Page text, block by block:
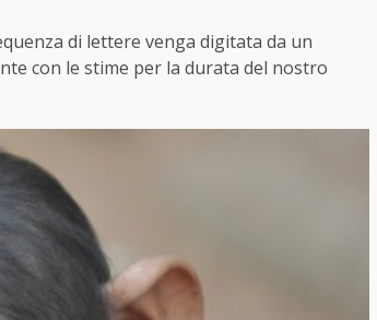
di lettere venga digitata da un
con le stime per la durata del nostro